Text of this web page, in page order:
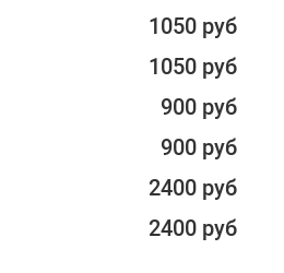
1050 руб
1050 руб
900 руб
900 руб
2400 руб
2400 руб